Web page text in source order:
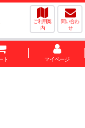
ご利用案
内
問い合わ
せ
ト マイページ